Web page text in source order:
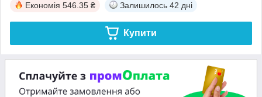
Економія 546.35 ₴ Залишилось 42 дні
Купити